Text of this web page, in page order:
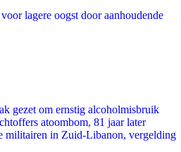
lagere oogst door aanhoudende
gezet om ernstig alcoholmisbruik
atoombom, 81 jaar later
militairen in Zuid-Libanon, vergelding